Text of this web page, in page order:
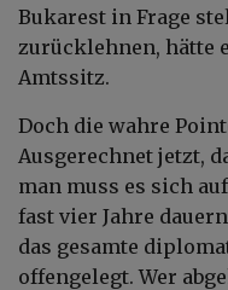
Bukarest in Frage
zurücklehnen, hätte
Amtssitz.
Doch die wahre
Ausgerechnet jetzt,
man muss es sich
fast vier Jahre
das gesamte
offengelegt. Wer